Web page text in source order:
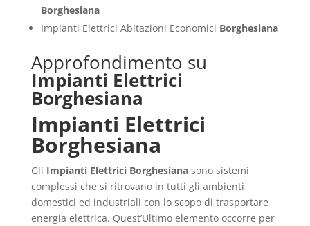
Borghesiana
Impianti Elettrici Abitazioni Economici Borghesiana
Approfondimento su
Impianti Elettrici
Borghesiana
Impianti Elettrici
Borghesiana
Gli Impianti Elettrici Borghesianasono sistemi
complessi che si ritrovano in tutti gli ambienti
domestici ed industriali con lo scopo di trasportare
energia elettrica. Quest’Ultimo elemento occorre per